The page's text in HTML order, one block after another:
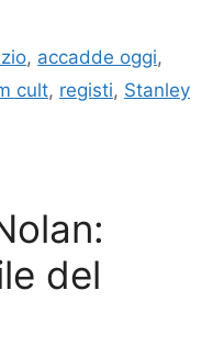
, accadde oggi,
cult, registi, Stanley
del